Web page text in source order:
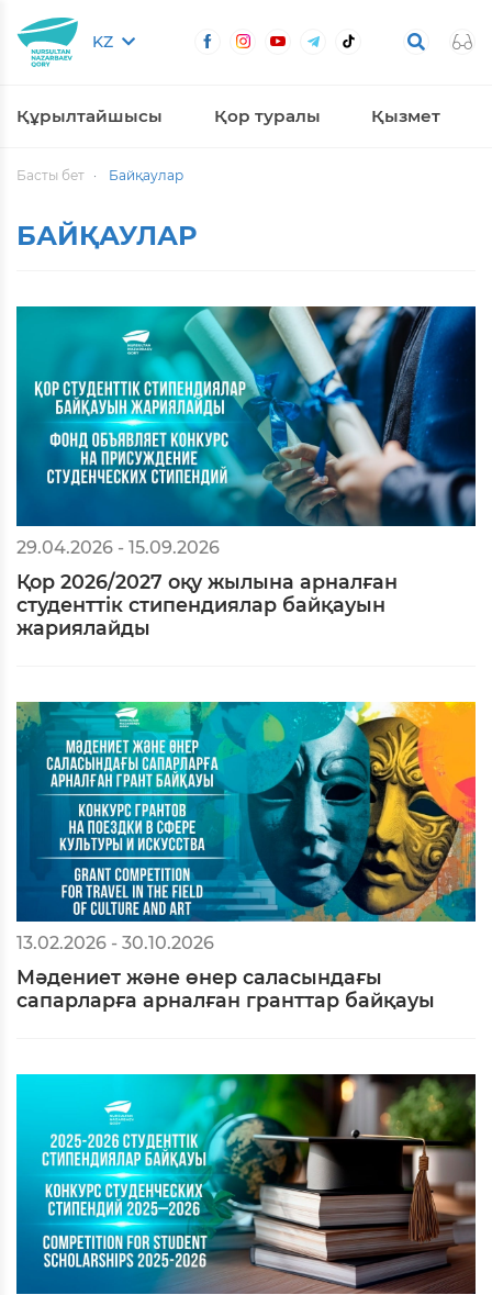
KZ
Құрылтайшысы Қор туралы Қызмет
Басты бет Байқаулар
БАЙҚАУЛАР
29.04.2026 - 15.09.2026
Қор 2026/2027 оқу жылына арналған
студенттік стипендиялар байқауын
жариялайды
13.02.2026 - 30.10.2026
Мәдениет және өнер саласындағы
сапарларға арналған гранттар байқауы